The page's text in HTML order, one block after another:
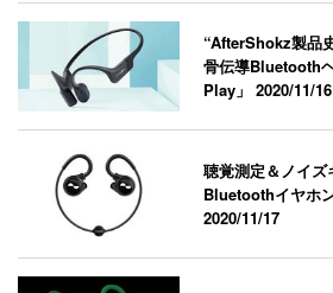
“AfterShokz製品
骨伝導Bluetooth
Play」2020/11/16
聴覚測定＆ノイ
Bluetoothイヤホ
2020/11/17